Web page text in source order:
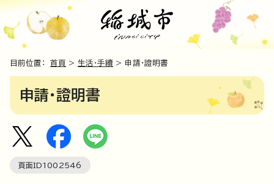
目前位置： 首頁 > 生活・手續 > 申請・證明書
申請・證明書
頁面ID1002546